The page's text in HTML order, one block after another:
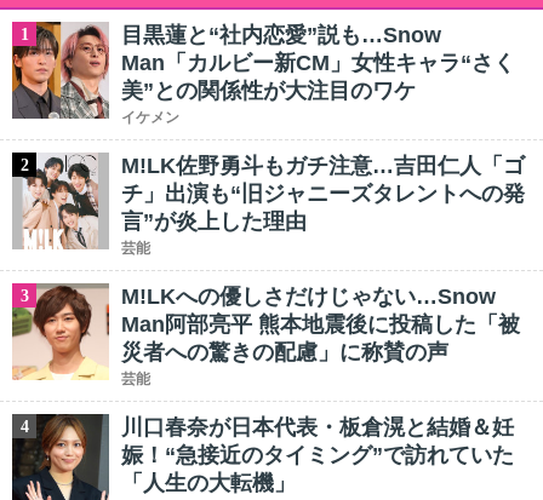
1
目黒蓮と“社内恋愛”説も…Snow
Man「カルビー新CM」女性キャラ“さく
美”との関係性が大注目のワケ
イケメン
2
M!LK佐野勇斗もガチ注意…吉田仁人「ゴ
チ」出演も“旧ジャニーズタレントへの発
言”が炎上した理由
芸能
3
M!LKへの優しさだけじゃない…Snow
Man阿部亮平 熊本地震後に投稿した「被
災者への驚きの配慮」に称賛の声
芸能
4
川口春奈が日本代表・板倉滉と結婚＆妊
娠！“急接近のタイミング”で訪れていた
「人生の大転機」